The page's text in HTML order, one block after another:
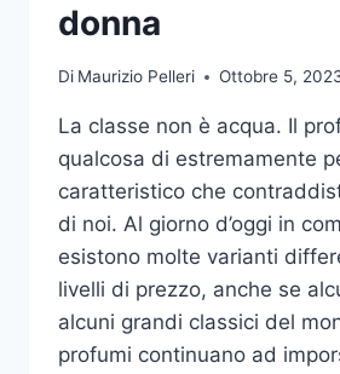
donna
Di Maurizio Pelleri Ottobre 5,
La classe non è acqua. Il
qualcosa di estremamente
caratteristico che
di noi. Al giorno d’oggi in
esistono molte varianti
livelli di prezzo, anche se
alcuni grandi classici del
profumi continuano ad